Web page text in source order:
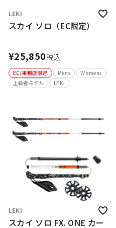
LEKI
スカイ ソロ（EC限定）
¥25,850税込
EC/巣鴨店限定 Mens
Womens
上級者モデル
LEKI
LEKI
スカイ ソロ FX. ONE カー